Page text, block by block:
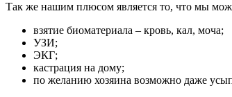
Так же нашим плюсом является то, что мы
взятие биоматериала – кровь, кал, моча;
УЗИ;
ЭКГ;
кастрация на дому;
по желанию хозяина возможно даже